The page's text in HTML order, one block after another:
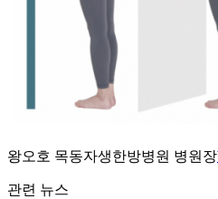
왕오호 목동자생한방병원 병원장
관련 뉴스